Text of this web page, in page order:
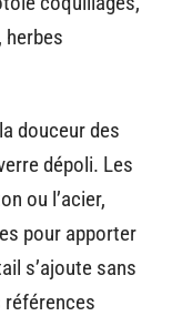
douceur des
dépoli. Les
ou l’acier,
pour apporter
s’ajoute sans
références